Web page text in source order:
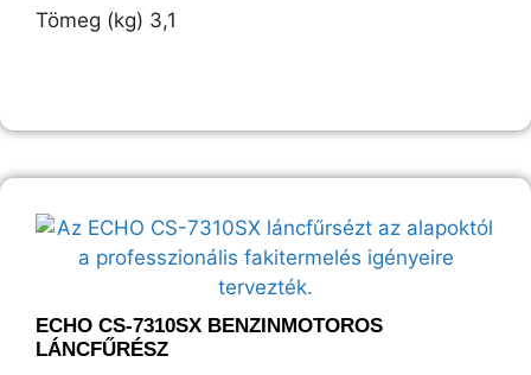
Tömeg (kg) 3,1
ECHO CS-7310SX BENZINMOTOROS
LÁNCFŰRÉSZ